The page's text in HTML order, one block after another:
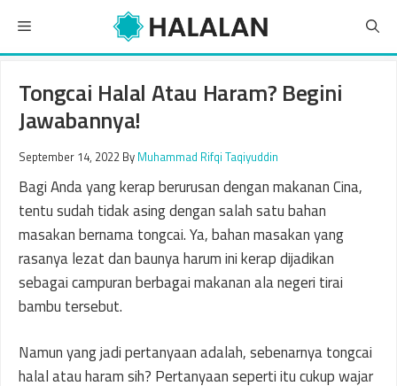
content
Menu
Tongcai Halal Atau Haram? Begini
Jawabannya!
September 14, 2022 By Muhammad Rifqi Taqiyuddin
Bagi Anda yang kerap berurusan dengan makanan Cina,
tentu sudah tidak asing dengan salah satu bahan
masakan bernama tongcai. Ya, bahan masakan yang
rasanya lezat dan baunya harum ini kerap dijadikan
sebagai campuran berbagai makanan ala negeri tirai
bambu tersebut.
Namun yang jadi pertanyaan adalah, sebenarnya tongcai
halal atau haram sih? Pertanyaan seperti itu cukup wajar